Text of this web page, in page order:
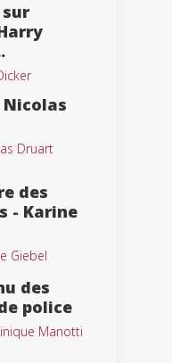
Nicolas
Druart
des
- Karine
Giebel
des
police
Manotti